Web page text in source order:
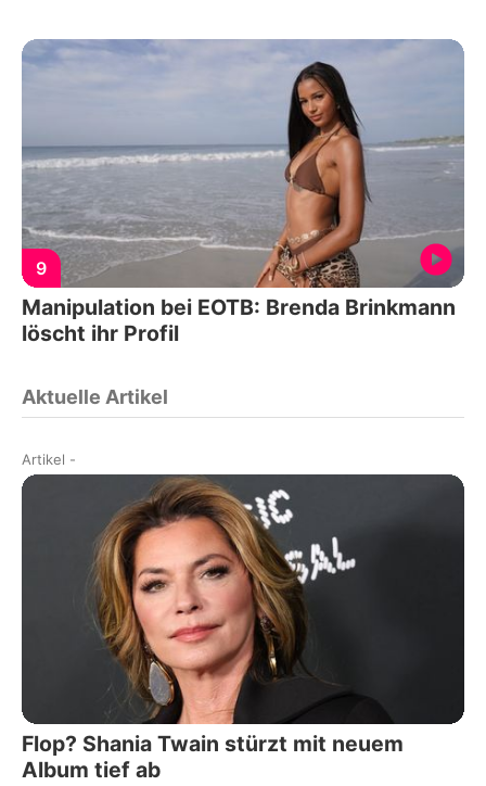
9
Manipulation bei EOTB: Brenda Brinkmann
löscht ihr Profil
Aktuelle Artikel
Artikel -
Flop? Shania Twain stürzt mit neuem
Album tief ab